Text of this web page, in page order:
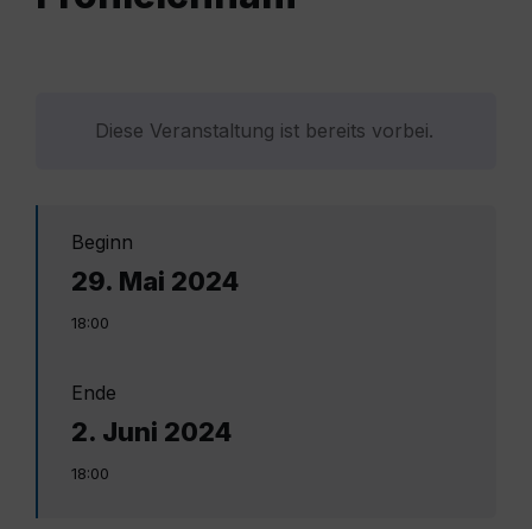
Diese Veranstaltung ist bereits vorbei.
Beginn
29. Mai 2024
18:00
Ende
2. Juni 2024
18:00